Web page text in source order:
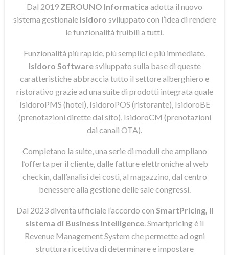
Dal 2019 ZEROUNO Informatica adotta il nuovo
sistema gestionale Isidoro sviluppato con l’idea di rendere
le funzionalità fruibili a tutti.
Funzionalità più rapide, più semplici e più immediate.
Isidoro Softwaresviluppato sulla base di queste
caratteristiche abbraccia tutto il settore alberghiero e
ristorativo grazie ad una suite di prodotti integrata quale
IsidoroPMS (hotel), IsidoroPOS (ristorante), IsidoroBE
(prenotazioni dirette dal sito), IsidoroCM (prenotazioni
dai canali OTA).
Completano la suite, una serie di moduli che ampliano
l’offerta per il cliente, dalle fatture elettroniche al web
checkin, dall’analisi dei costi, al magazzino, dal centro
benessere alla gestione delle sale congressi.
Dal 2023 diventa ufficiale l’accordo con SmartPricing, il
sistema di Business Intelligence . Smartpricing è il
Revenue Management System che permette ad ogni
struttura ricettiva di determinare e impostare